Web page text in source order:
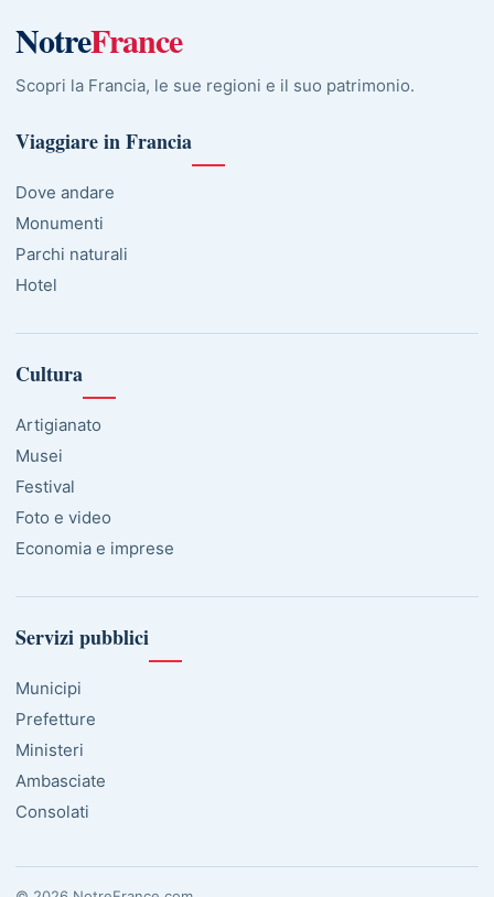
NotreFrance
Scopri la Francia, le sue regioni e il suo patrimonio.
Viaggiare in Francia
Dove andare
Monumenti
Parchi naturali
Hotel
Cultura
Artigianato
Musei
Festival
Foto e video
Economia e imprese
Servizi pubblici
Municipi
Prefetture
Ministeri
Ambasciate
Consolati